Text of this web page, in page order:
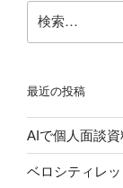
索:
最近の投稿
AIで個人面談
ベロシティレ